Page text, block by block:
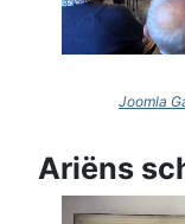
Joomla
Ariëns